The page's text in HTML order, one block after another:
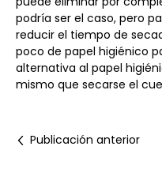
podría ser el caso, pero
reducir el tiempo de
poco de papel higiénico
alternativa al papel
mismo que secarse el
Publicación anterior